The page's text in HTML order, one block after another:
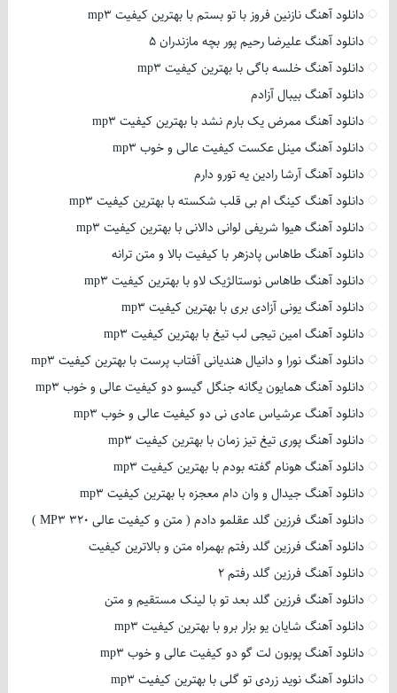
دانلود آهنگ نازنین فروز با تو بستم با بهترین کیفیت mp3
دانلود آهنگ علیرضا رحیم پور بچه مازندران 5
دانلود آهنگ خلسه باگی با بهترین کیفیت mp3
دانلود آهنگ بیبال آزادم
دانلود آهنگ ممرض یک بارم نشد با بهترین کیفیت mp3
دانلود آهنگ مینل عکست کیفیت عالی و خوب mp3
دانلود آهنگ آرشا رادین یه تورو دارم
دانلود آهنگ کینگ ام بی قلب شکسته با بهترین کیفیت mp3
دانلود آهنگ هیوا شریفی لوانی دالانی با بهترین کیفیت mp3
دانلود آهنگ طاهاس پادزهر با کیفیت بالا و متن ترانه
دانلود آهنگ طاهاس نوستالژیک لاو با بهترین کیفیت mp3
دانلود آهنگ یونی آزادی بری با بهترین کیفیت mp3
دانلود آهنگ امین تیجی لب تیغ با بهترین کیفیت mp3
دانلود آهنگ نورا و دانیال هندیانی آفتاب پرست با بهترین کیفیت mp3
دانلود آهنگ همایون یگانه جنگل گیسو دو کیفیت عالی و خوب mp3
دانلود آهنگ عرشیاس عادی نی دو کیفیت عالی و خوب mp3
دانلود آهنگ پوری تیغ تیز زمان با بهترین کیفیت mp3
دانلود آهنگ هونام گفته بودم با بهترین کیفیت mp3
دانلود آهنگ جیدال و وان دام معجزه با بهترین کیفیت mp3
دانلود آهنگ فرزین گلد عقلمو دادم ( متن و کیفیت عالی 320 MP3 )
دانلود آهنگ فرزین گلد رفتم بهمراه متن و بالاترین کیفیت
دانلود آهنگ فرزین گلد رفتم 2
دانلود آهنگ فرزین گلد بعد تو با لینک مستقیم و متن
دانلود آهنگ شایان یو بزار برو با بهترین کیفیت mp3
دانلود آهنگ پوبون لت گو دو کیفیت عالی و خوب mp3
دانلود آهنگ نوید زردی تو گلی با بهترین کیفیت mp3